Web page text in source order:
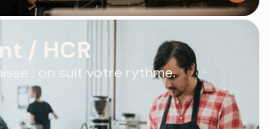
/ HCR
: on suit votre rythme.